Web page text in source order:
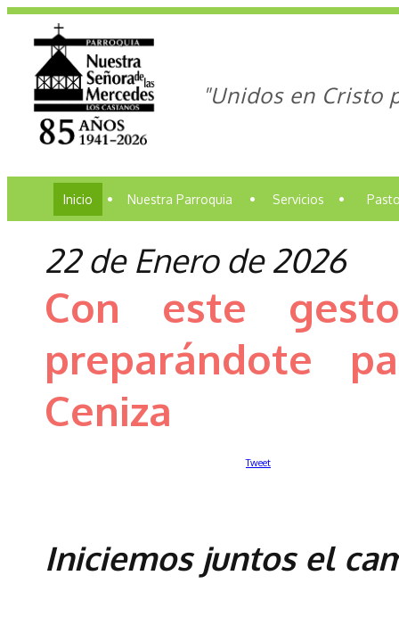
"Unidos en Cristo
Inicio • Nuestra Parroquia • Servicios •
22 de Enero de 2026
Con este
preparándote
Ceniza
Tweet
Iniciemos juntos el